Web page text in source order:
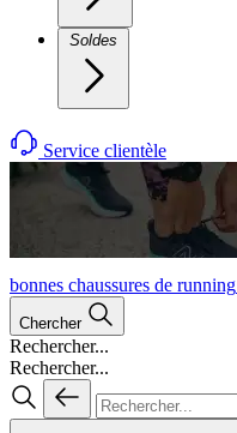
Soldes
Service clientèle
bonnes chaussures de running
Chercher
Rechercher...
Rechercher...